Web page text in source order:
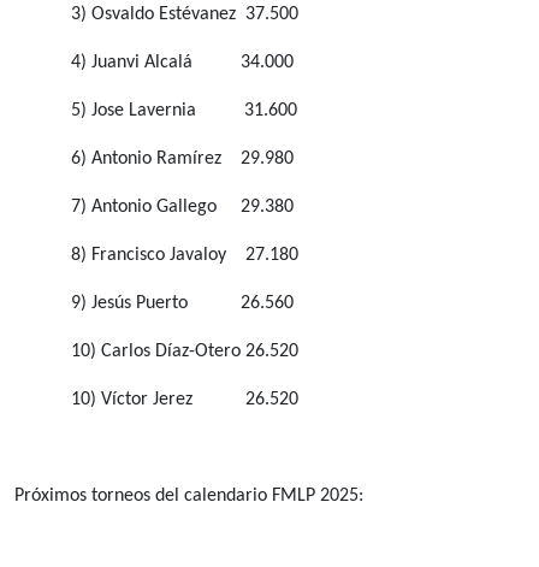
3) Osvaldo Estévanez 37.500
4) Juanvi Alcalá 34.000
5) Jose Lavernia 31.600
6) Antonio Ramírez 29.980
7) Antonio Gallego 29.380
8) Francisco Javaloy 27.180
9) Jesús Puerto 26.560
10) Carlos Díaz-Otero 26.520
10) Víctor Jerez 26.520
Próximos torneos del calendario FMLP 2025: